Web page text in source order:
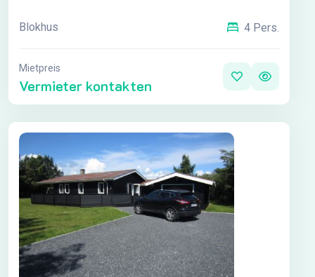
Blokhus 4 Pers.
Mietpreis
Vermieter kontakten